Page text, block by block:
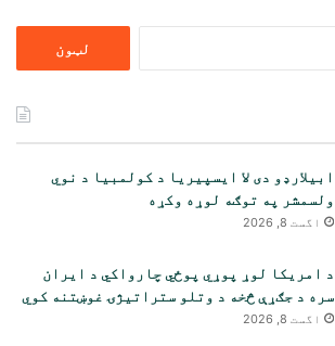
ابیلارډو دی لا ایسپیریا د کولمبیا د نوي
ولسمشر په توګه لوړه وکړه
اگست 8, 2026
د امریکا لوړ پوړي پوځي چارواکي د ایران
سره د جګړې څخه د وتلو ستراتیژۍ غوښتنه کوي
اگست 8, 2026